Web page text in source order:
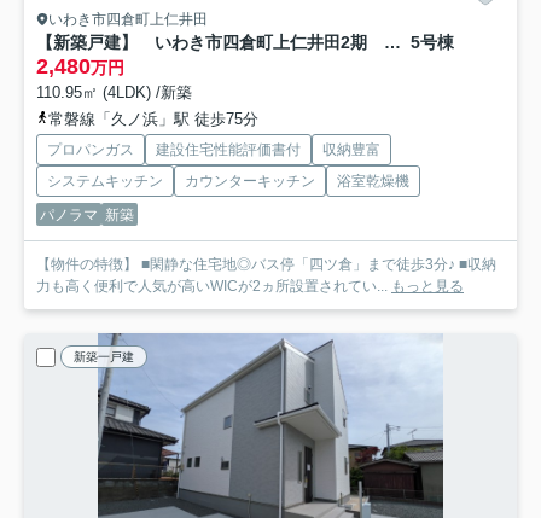
いわき市四倉町上仁井田
【新築戸建】 いわき市四倉町上仁井田2期 長期優良住宅 5号棟
2,480万円
110.95㎡ (4LDK) /新築
常磐線「久ノ浜」駅 徒歩75分
プロパンガス 建設住宅性能評価書付
収納豊富
システムキッチン
カウンターキッチン
浴室乾燥機
パノラマ 新築
【物件の特徴】 ■閑静な住宅地◎バス停「四ツ倉」まで徒歩3分♪ ■収納
力も高く便利で人気が高いWICが2ヵ所設置されてい... もっと見る
新築一戸建